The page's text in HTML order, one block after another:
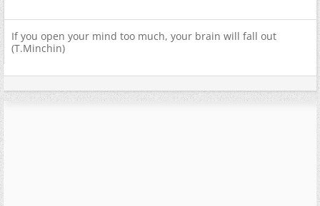
If you open your mind too much, your brain will fall out
(T.Minchin)